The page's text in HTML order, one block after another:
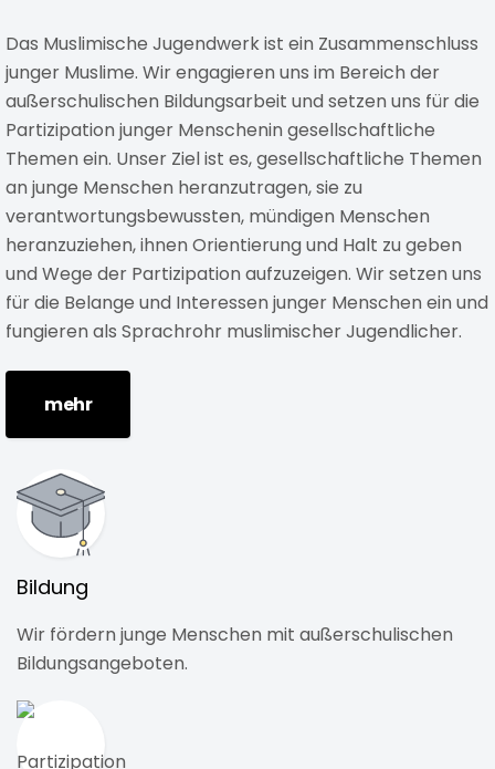
Das Muslimische Jugendwerk ist ein Zusammenschluss
junger Muslime. Wir engagieren uns im Bereich der
außerschulischen Bildungsarbeit und setzen uns für die
Partizipation junger Menschenin gesellschaftliche
Themen ein. Unser Ziel ist es, gesellschaftliche Themen
an junge Menschen heranzutragen, sie zu
verantwortungsbewussten, mündigen Menschen
heranzuziehen, ihnen Orientierung und Halt zu geben
und Wege der Partizipation aufzuzeigen. Wir setzen uns
für die Belange und Interessen junger Menschen ein und
fungieren als Sprachrohr muslimischer Jugendlicher.
mehr
Bildung
Wir fördern junge Menschen mit außerschulischen
Bildungsangeboten.